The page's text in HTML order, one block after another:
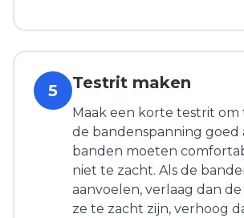
5 Testrit maken
Maak een korte testrit om
de bandenspanning goed
banden moeten
niet te zacht. Als de
aanvoelen, verlaag dan
ze te zacht zijn, verhoog